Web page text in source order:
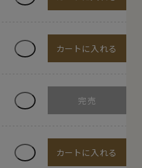
カートに入れる
カートに入れる